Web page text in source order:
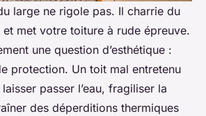
large ne rigole pas. Il charrie du
et met votre toiture à rude épreuve.
une question d’esthétique :
protection. Un toit mal entretenu
passer l’eau, fragiliser la
des déperditions thermiques